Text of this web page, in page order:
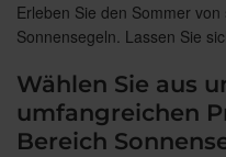
Erleben Sie den Sommer
Sonnensegeln. Lassen Sie
Wählen Sie aus
umfangreichen
Bereich